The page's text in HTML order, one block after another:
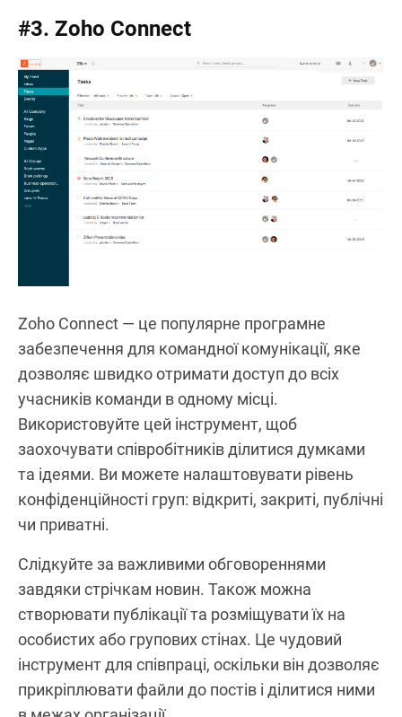
#3. Zoho Connect
Zoho Connect — це популярне програмне
забезпечення для командної комунікації, яке
дозволяє швидко отримати доступ до всіх
учасників команди в одному місці.
Використовуйте цей інструмент, щоб
заохочувати співробітників ділитися думками
та ідеями. Ви можете налаштовувати рівень
конфіденційності груп: відкриті, закриті, публічні
чи приватні.
Слідкуйте за важливими обговореннями
завдяки стрічкам новин. Також можна
створювати публікації та розміщувати їх на
особистих або групових стінах. Це чудовий
інструмент для співпраці, оскільки він дозволяє
прикріплювати файли до постів і ділитися ними